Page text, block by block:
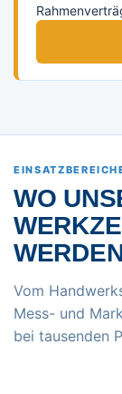
WO
Vom
Mess- und
bei tausenden